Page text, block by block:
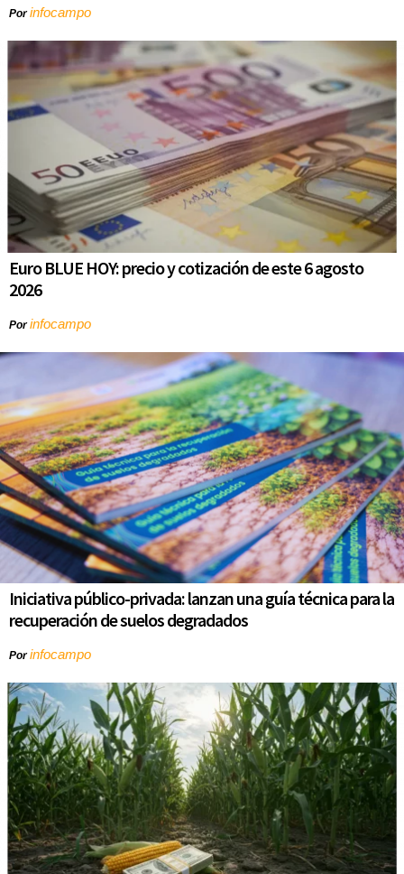
Porinfocampo
Euro BLUE HOY: precio y cotización de este 6 agosto
2026
Porinfocampo
Iniciativa público-privada: lanzan una guía técnica para la
recuperación de suelos degradados
Porinfocampo